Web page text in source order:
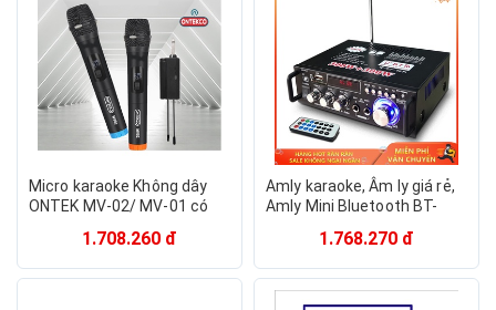
Micro karaoke Không dây
ONTEK MV-02/ MV-01 có
kéo, amply1.708.260 đ
Amly karaoke, Âm ly giá rẻ,
Amly Mini Bluetooth BT-
chức năng đa dạng, Bảo
hành uy tín 1 đổi 1
1.768.270 đ